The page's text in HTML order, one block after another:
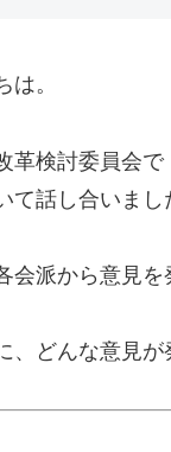
は。
革検討委員会
て話し合いまし
会派から意見
、どんな意見が